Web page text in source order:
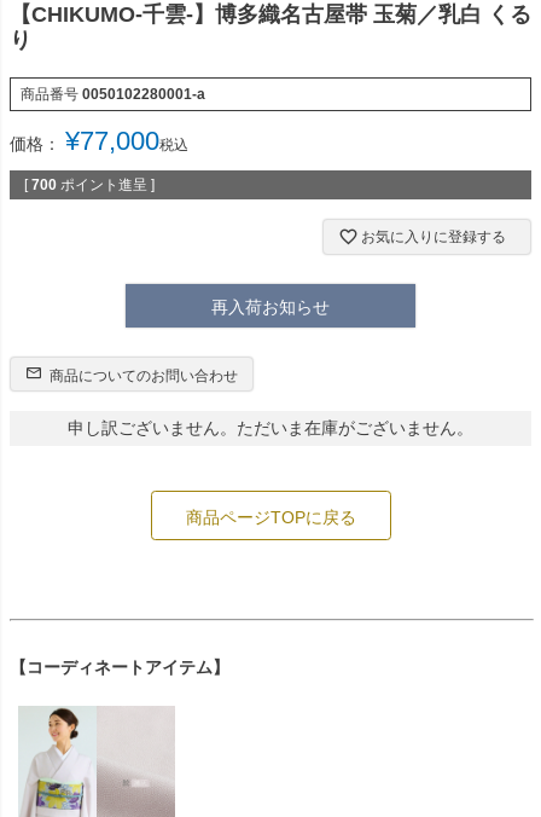
【CHIKUMO-千雲-】博多織名古屋帯 玉菊／乳白 くる
り
商品番号 0050102280001-a
価格： ¥77,000税込
[ 700 ポイント進呈 ]
お気に入りに登録する
再入荷お知らせ
商品についてのお問い合わせ
申し訳ございません。ただいま在庫がございません。
商品ページTOPに戻る
【コーディネートアイテム】